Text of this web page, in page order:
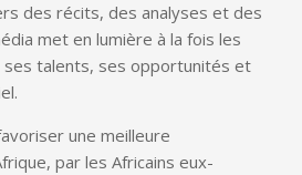
des récits, des analyses et des
met en lumière à la fois les
ses talents, ses opportunités et
une meilleure
par les Africains eux-